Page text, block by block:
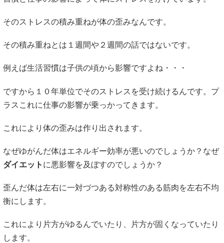
そのストレスの積み重ねが体の歪みなんです。
その積み重ねとは１週間や２週間の話ではないです。
例えば生活習慣は子供の頃から影響ですよね・・・
ですから１０年単位でそのストレスを受け続けるんです。プ
ラスこれに仕事の影響が乗っかってきます。
これにより体の歪みは作り出されます。
なぜゆがんだ体はエネルギー効率が悪いのでしょうか？なぜ
ダイエット に悪影響を及ぼすのでしょうか？
歪んだ体は左右に一対づつある対称性のある筋肉を左右不均
衡にします。
これにより片方がゆるんでいたり、片方が固くなっていたり
します。